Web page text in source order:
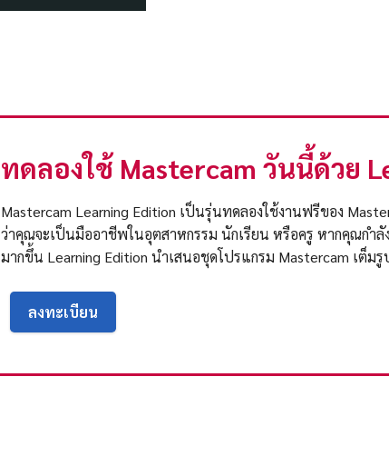
ทดลองใช้ Mastercam วันนี้ด้วย
Mastercam Learning Edition เป็นรุ่นทดลองใช้งานฟรีของ
ว่าคุณจะเป็นมืออาชีพในอุตสาหกรรม นักเรียน หรือครู หากคุณกำ
มากขึ้น Learning Edition นำเสนอชุดโปรแกรม Mastercam เต็ม
ลงทะเบียน